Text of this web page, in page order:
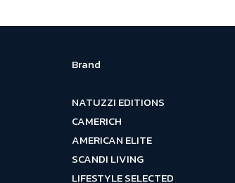
Brand
NATUZZI EDITIONS
CAMERICH
AMERICAN ELITE
SCANDI LIVING
LIFESTYLE SELECTED